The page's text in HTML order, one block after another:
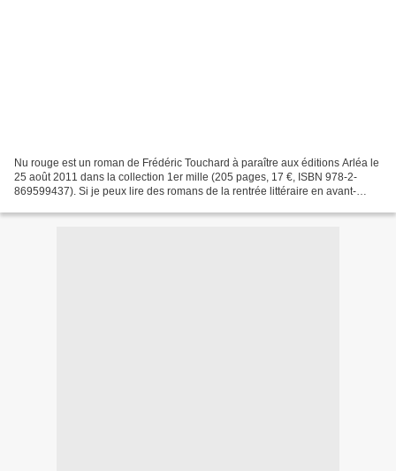
Nu rouge est un roman de Frédéric Touchard à paraître aux éditions Arléa le
25 août 2011 dans la collection 1er mille (205 pages, 17 €, ISBN 978-2-
869599437). Si je peux lire des romans de la rentrée littéraire en avant-